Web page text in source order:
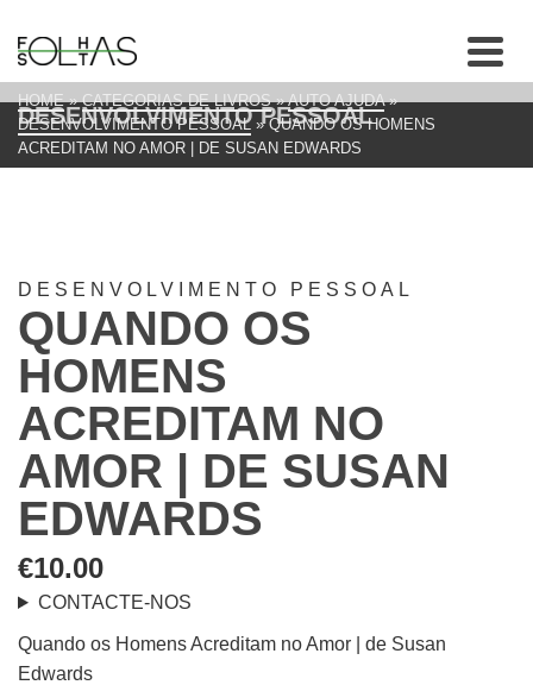
DESENVOLVIMENTO PESSOAL
HOME » CATEGORIAS DE LIVROS » AUTO AJUDA »
DESENVOLVIMENTO PESSOAL » QUANDO OS HOMENS
ACREDITAM NO AMOR | DE SUSAN EDWARDS
DESENVOLVIMENTO PESSOAL
QUANDO OS
HOMENS
ACREDITAM NO
AMOR | DE SUSAN
EDWARDS
€10.00
CONTACTE-NOS
Quando os Homens Acreditam no Amor | de Susan
Edwards